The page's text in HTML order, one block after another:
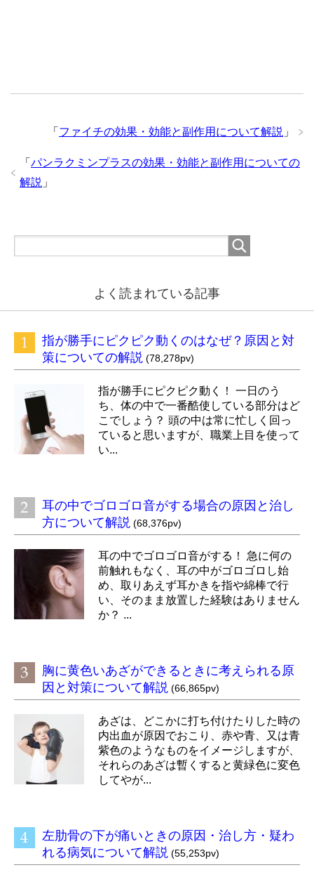
「 ファイチの効果・効能と副作用について解説 」
「 パンラクミンプラスの効果・効能と副作用についての
解説 」
よく読まれている記事
指が勝手にピクピク動くのはなぜ？原因と対
策についての解説 (78,278pv)
指が勝手にピクピク動く！ 一日のう
ち、体の中で一番酷使している部分はど
こでしょう？ 頭の中は常に忙しく回っ
ていると思いますが、職業上目を使って
い...
耳の中でゴロゴロ音がする場合の原因と治し
方について解説 (68,376pv)
耳の中でゴロゴロ音がする！ 急に何の
前触れもなく、耳の中がゴロゴロし始
め、取りあえず耳かきを指や綿棒で行
い、そのまま放置した経験はありません
か？ ...
胸に黄色いあざができるときに考えられる原
因と対策について解説 (66,865pv)
あざは、どこかに打ち付けたりした時の
内出血が原因でおこり、赤や青、又は青
紫色のようなものをイメージしますが、
それらのあざは暫くすると黄緑色に変色
してやが...
左肋骨の下が痛いときの原因・治し方・疑わ
れる病気について解説 (55,253pv)